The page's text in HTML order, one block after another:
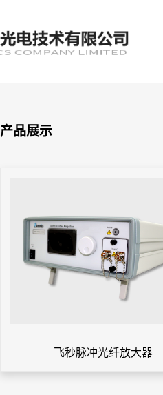
产品展示
飞秒脉冲光纤放大器